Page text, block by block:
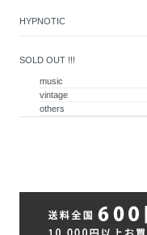
HYPNOTIC
SOLD OUT !!!
music
vintage
others